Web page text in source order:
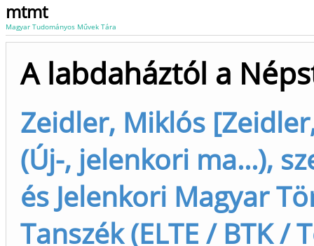
mtmt
Magyar Tudományos Művek Tára
A labdaháztól a
Zeidler, Miklós
(Új-, jelenkori ma...),
és Jelenkori Magyar
Tanszék (ELTE / BTK /